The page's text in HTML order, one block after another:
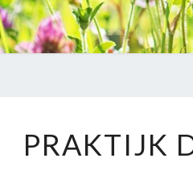
PRAKTIJK